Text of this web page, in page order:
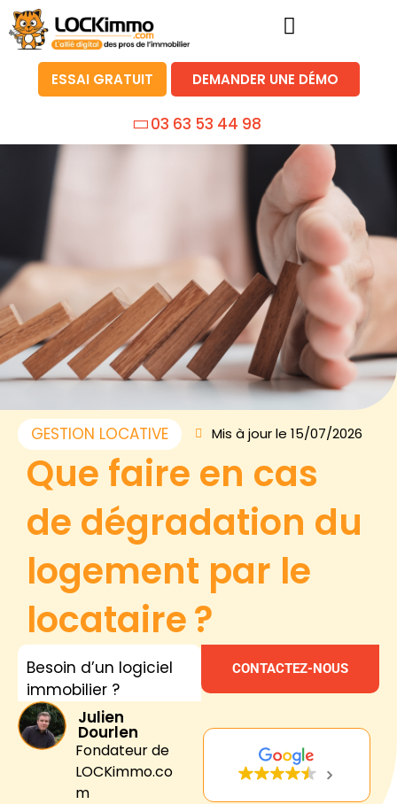
ESSAI GRATUIT DEMANDER UNE DÉMO
03 63 53 44 98
GESTION LOCATIVE Mis à jour le 15/07/2026
Que faire en cas
de dégradation du
logement par le
locataire ?
Besoin d’un logiciel
immobilier ?
CONTACTEZ-NOUS
Julien
Dourlen
Fondateur de
LOCKimmo.co
m